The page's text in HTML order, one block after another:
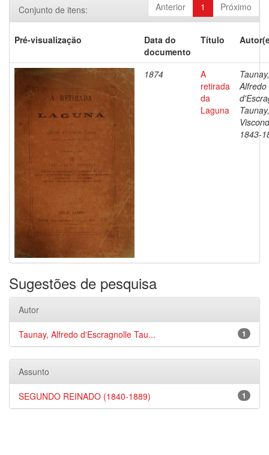
Anterior 1 Próximo
Conjunto de itens:
Pré-visualização
Data do
documento
Título
1874
A
retirada
da
Laguna
Taunay,
Alfredo
Taunay,
1843-
Sugestões de pesquisa
Autor
1
Taunay, Alfredo d'Escragnolle Tau...
Assunto
1
SEGUNDO REINADO (1840-1889)